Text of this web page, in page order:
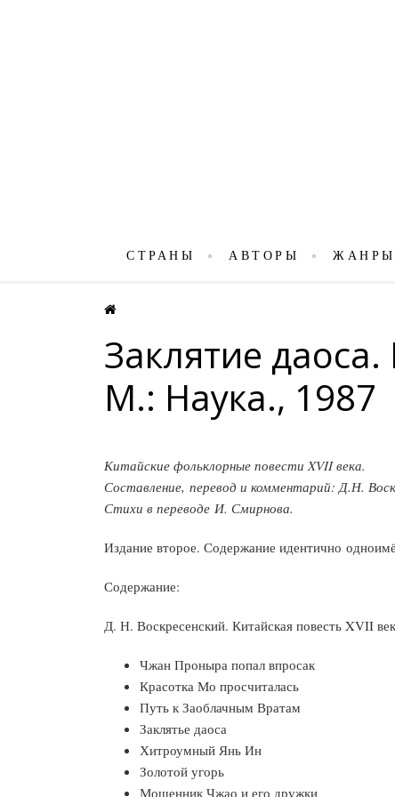
СТРАНЫ АВТОРЫ ЖАНРЫ
Заклятие
М.: Наука., 1987
Китайские фольклорные повести XVII века.
Составление, перевод и комментарий: Д.Н.
Стихи в переводе И. Смирнова.
Издание второе. Содержание идентично
Содержание:
Д. Н. Воскресенский. Китайская повесть XVII
Чжан Проныра попал впросак
Красотка Мо просчиталась
Путь к Заоблачным Вратам
Заклятье даоса
Хитроумный Янь Ин
Золотой угорь
Мошенник Чжао и его дружки